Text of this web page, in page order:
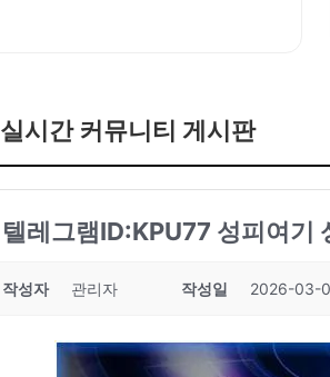
실시간 커뮤니티 게시판
텔레그램ID:KPU77 성피여기
작성자 관리자 작성일 2026-03-